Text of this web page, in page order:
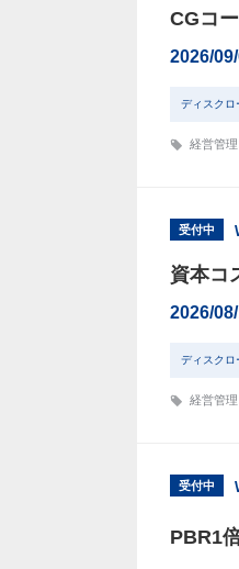
CGコ
2026/
ディスク
経営管理
受付中
資本コ
2026/
ディスク
経営管理
受付中
PBR1